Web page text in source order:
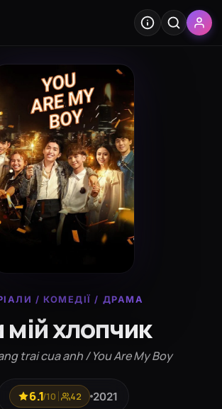
/ КОМЕДІЇ / ДРАМА
мій хлопчик
trai cua anh / You Are My Boy
6.1/10 42 2021